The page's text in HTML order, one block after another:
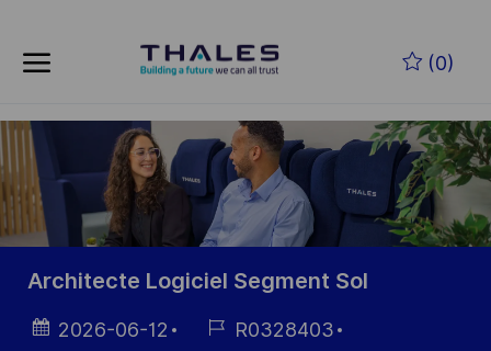
(0)
-
Architecte Logiciel Segment Sol
Date 2026-06-12
Référence
R0328403